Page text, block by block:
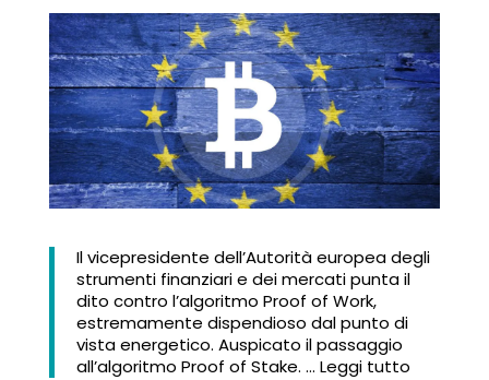
Il vicepresidente dell’Autorità europea degli
strumenti finanziari e dei mercati punta il
dito contro l’algoritmo Proof of Work,
estremamente dispendioso dal punto di
vista energetico. Auspicato il passaggio
all’algoritmo Proof of Stake. … Leggi tutto